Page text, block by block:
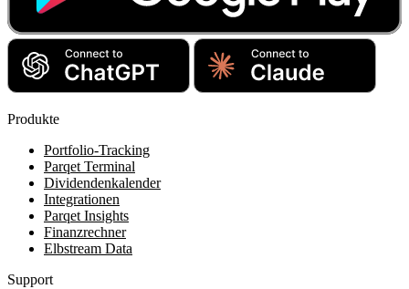
Produkte
Portfolio-Tracking
Parqet Terminal
Dividendenkalender
Integrationen
Parqet Insights
Finanzrechner
Elbstream Data
Support